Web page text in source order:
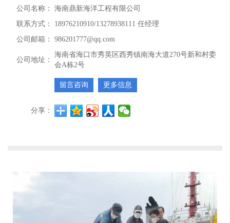
公司名称：
海南鼎新海洋工程有限公司
联系方式：
18976210910/13278938111 任经理
公司邮箱：
986201777@qq.com
公司地址：
海南省海口市秀英区西秀镇南海大道270号新和村委
会A栋2号
留言咨询 更多信息
分享：